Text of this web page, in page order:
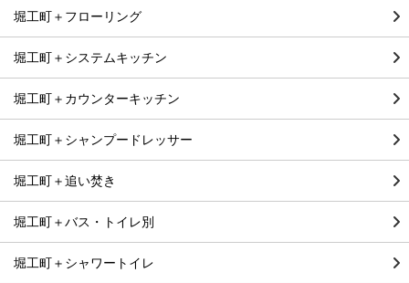
堀工町＋フローリング
堀工町＋システムキッチン
堀工町＋カウンターキッチン
堀工町＋シャンプードレッサー
堀工町＋追い焚き
堀工町＋バス・トイレ別
堀工町＋シャワートイレ